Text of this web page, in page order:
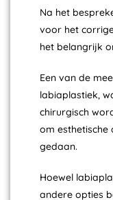
Na het
voor het
het belangrijk
Een van de
labiaplastiek,
chirurgisch
om esthetische
gedaan.
Hoewel
andere opties